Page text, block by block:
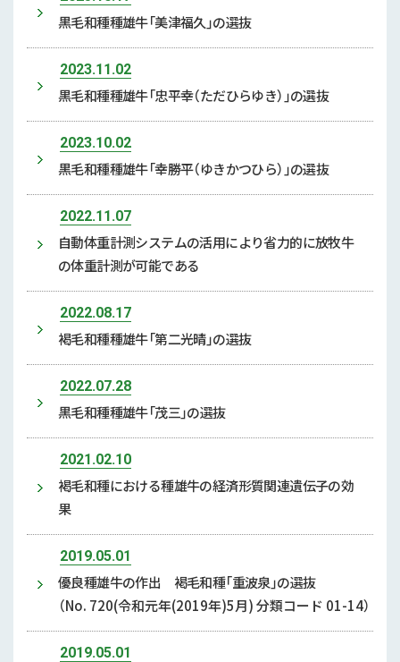
黒毛和種種雄牛「美津福久」の選抜
2023.11.02
黒毛和種種雄牛「忠平幸（ただひらゆき）」の選抜
2023.10.02
黒毛和種種雄牛「幸勝平（ゆきかつひら）」の選抜
2022.11.07
自動体重計測システムの活用により省力的に放牧牛
の体重計測が可能である
2022.08.17
褐毛和種種雄牛「第二光晴」の選抜
2022.07.28
黒毛和種種雄牛「茂三」の選抜
2021.02.10
褐毛和種における種雄牛の経済形質関連遺伝子の効
果
2019.05.01
優良種雄牛の作出 褐毛和種「重波泉」の選抜
（No. 720(令和元年(2019年)5月) 分類コード 01-14）
2019.05.01